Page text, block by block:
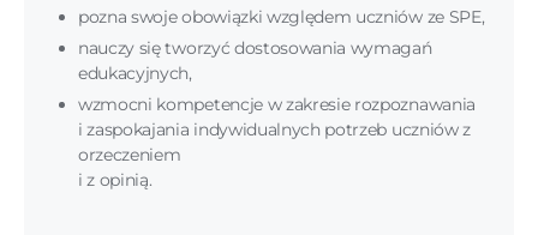
pozna swoje obowiązki względem uczniów ze SPE,
nauczy się tworzyć dostosowania wymagań
edukacyjnych,
wzmocni kompetencje w zakresie rozpoznawania
i zaspokajania indywidualnych potrzeb uczniów z
orzeczeniem
i z opinią.